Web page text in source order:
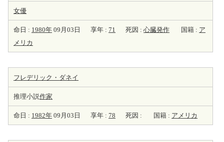
女優
命日 : 1980年 09月03日 享年 : 71 死因 : 心臓発作 国籍 : ア
メリカ
フレデリック・ダネイ
推理小説作家
命日 : 1982年 09月03日 享年 : 78 死因 : 国籍 : アメリカ